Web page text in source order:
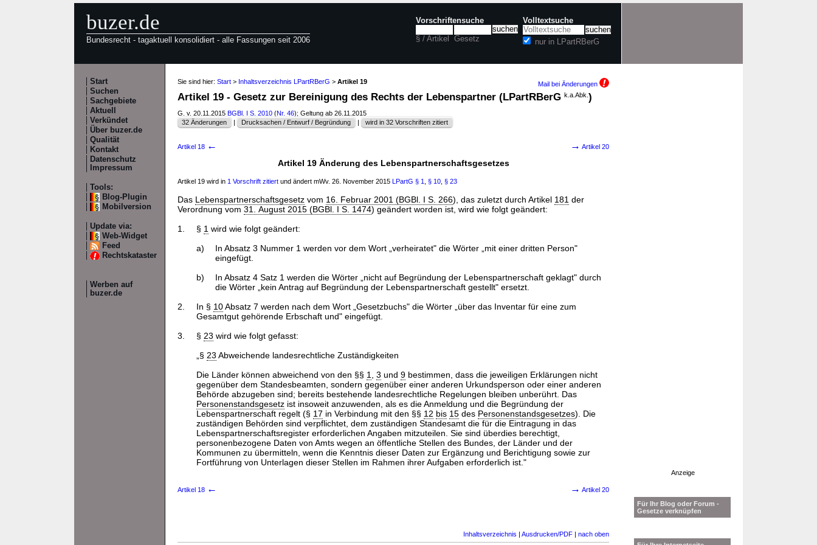
buzer.de
Bundesrecht - tagaktuell konsolidiert - alle Fassungen seit 2006
Vorschriftensuche
§ / Artikel Gesetz
Volltextsuche
nur in LPartRBerG
Start
Suchen
Sachgebiete
Aktuell
Verkündet
Über buzer.de
Qualität
Kontakt
Datenschutz
Impressum
Tools:
Blog-Plugin
Mobilversion
Update via:
Web-Widget
Feed
Rechtskataster
Werben auf
buzer.de
Sie sind hier: Start > Inhaltsverzeichnis LPartRBerG > Artikel 19 Mail bei Änderungen
Artikel 19 - Gesetz zur Bereinigung des Rechts der Lebenspartner (LPartRBerG k.a.Abk. )
G. v. 20.11.2015 BGBl. I S. 2010 (Nr. 46); Geltung ab 26.11.2015
32 Änderungen
| Drucksachen / Entwurf / Begründung | wird in 32 Vorschriften zitiert
Artikel 18 ← → Artikel 20
Artikel 19 Änderung des Lebenspartnerschaftsgesetzes
Artikel 19 wird in 1 Vorschrift zitiert und ändert mWv. 26. November 2015 LPartG § 1 § 10 § 23
Das Lebenspartnerschaftsgesetz vom 16. Februar 2001 (BGBl. I S. 266), das zuletzt durch Artikel 181 der
Verordnung vom 31. August 2015 (BGBl. I S. 1474) geändert worden ist, wird wie folgt geändert:
1.
§ 1 wird wie folgt geändert:
a)
In Absatz 3 Nummer 1 werden vor dem Wort „verheiratet" die Wörter „mit einer dritten Person"
eingefügt.
b)
In Absatz 4 Satz 1 werden die Wörter „nicht auf Begründung der Lebenspartnerschaft geklagt" durch
die Wörter „kein Antrag auf Begründung der Lebenspartnerschaft gestellt" ersetzt.
2.
In § 10Absatz 7 werden nach dem Wort „Gesetzbuchs" die Wörter „über das Inventar für eine zum
Gesamtgut gehörende Erbschaft und" eingefügt.
3.
§ 23 wird wie folgt gefasst:
„§ 23 Abweichende landesrechtliche Zuständigkeiten
Die Länder können abweichend von den §§ 1 3 und 9bestimmen, dass die jeweiligen Erklärungen nicht
gegenüber dem Standesbeamten, sondern gegenüber einer anderen Urkundsperson oder einer anderen
Behörde abzugeben sind; bereits bestehende landesrechtliche Regelungen bleiben unberührt. Das
Personenstandsgesetzist insoweit anzuwenden, als es die Anmeldung und die Begründung der
Lebenspartnerschaft regelt (§ 17 in Verbindung mit den §§ 12 bis 15des Personenstandsgesetzes). Die
zuständigen Behörden sind verpflichtet, dem zuständigen Standesamt die für die Eintragung in das
Lebenspartnerschaftsregister erforderlichen Angaben mitzuteilen. Sie sind überdies berechtigt,
personenbezogene Daten von Amts wegen an öffentliche Stellen des Bundes, der Länder und der
Kommunen zu übermitteln, wenn die Kenntnis dieser Daten zur Ergänzung und Berichtigung sowie zur
Fortführung von Unterlagen dieser Stellen im Rahmen ihrer Aufgaben erforderlich ist."
Artikel 18 ← → Artikel 20
Inhaltsverzeichnis | Ausdrucken/PDF | nach oben
Anzeige
Für Ihr Blog oder Forum -
Gesetze verknüpfen